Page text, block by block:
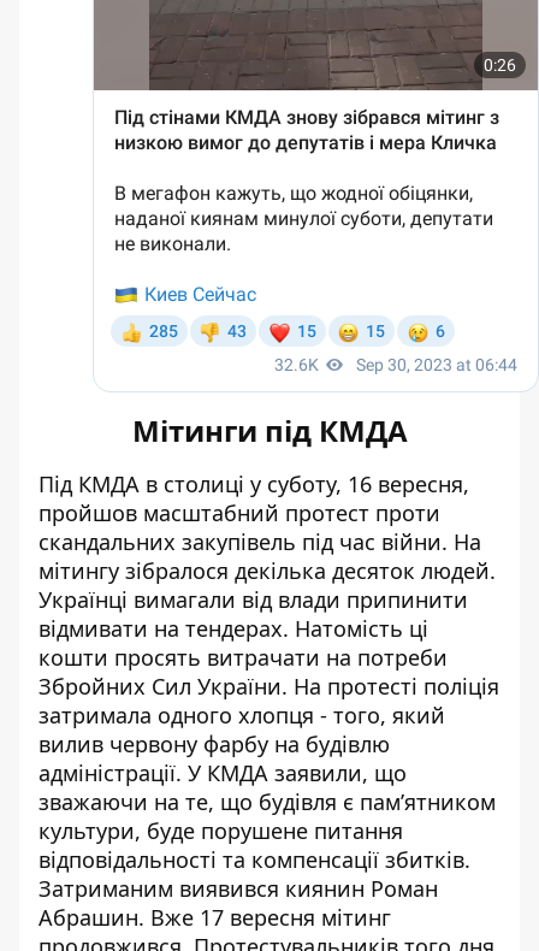
Мітинги під КМДА
Під КМДА в столиці у суботу, 16 вересня,
пройшов масштабний протест проти
скандальних закупівель під час війни. На
мітингу зібралося декілька десяток людей.
Українці вимагали від влади припинити
відмивати на тендерах. Натомість ці
кошти просять витрачати на потреби
Збройних Сил України. На протесті поліція
затримала одного хлопця - того, який
вилив червону фарбу на будівлю
адміністрації. У КМДА заявили, що
зважаючи на те, що будівля є пам’ятником
культури, буде порушене питання
відповідальності та компенсації збитків.
Затриманим виявився киянин Роман
Абрашин. Вже 17 вересня мітинг